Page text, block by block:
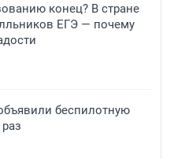
конец? В стране
ЕГЭ — почему
беспилотную